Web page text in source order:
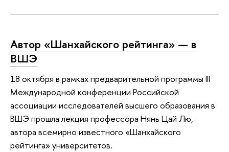
Автор «Шанхайского рейтинга» — в
ВШЭ
18 октября в рамках предварительной программы III
Международной конференции Российской
ассоциации исследователей высшего образования в
ВШЭ прошла лекция профессора Нянь Цай Лю,
автора всемирно известного «Шанхайского
рейтинга» университетов.